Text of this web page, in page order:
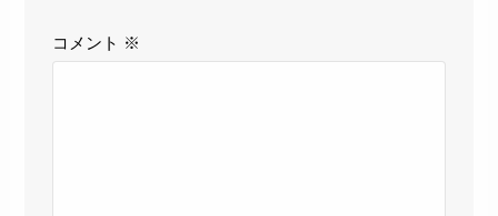
コメント ※